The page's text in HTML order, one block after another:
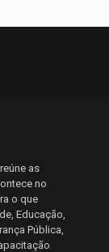
as
no
o que
Educação,
Pública,